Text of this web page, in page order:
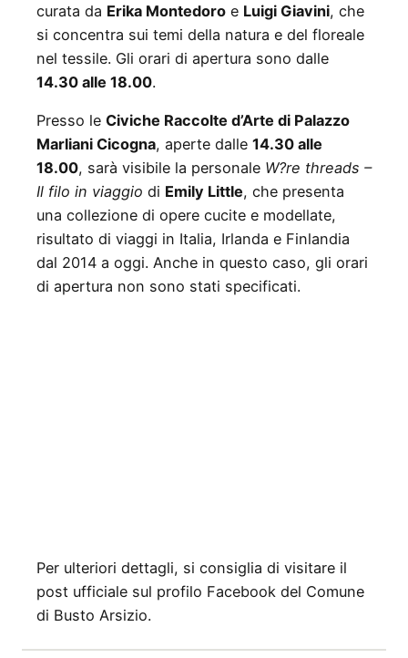
curata da Erika Montedoro e Luigi Giavini, che
si concentra sui temi della natura e del floreale
nel tessile. Gli orari di apertura sono dalle
14.30 alle 18.00.
Presso le Civiche Raccolte d’Arte di Palazzo
Marliani Cicogna, aperte dalle 14.30 alle
18.00, sarà visibile la personale W?re threads –
Il filo in viaggio di Emily Little, che presenta
una collezione di opere cucite e modellate,
risultato di viaggi in Italia, Irlanda e Finlandia
dal 2014 a oggi. Anche in questo caso, gli orari
di apertura non sono stati specificati.
Per ulteriori dettagli, si consiglia di visitare il
post ufficiale sul profilo Facebook del Comune
di Busto Arsizio.